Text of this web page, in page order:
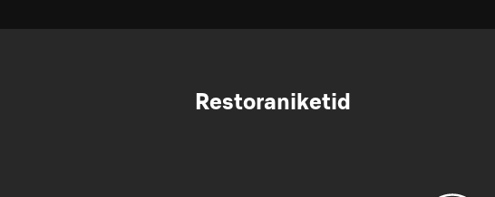
Restoraniketid